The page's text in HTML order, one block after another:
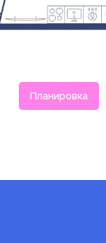
Планировка